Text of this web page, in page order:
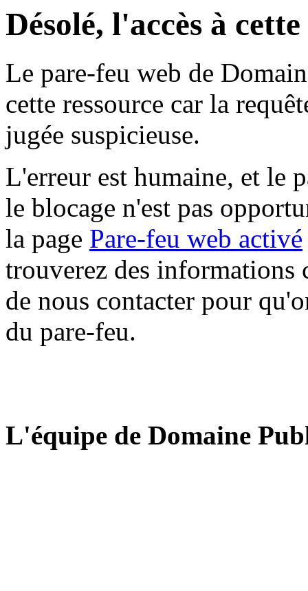
Désolé, l'accès à
Le pare-feu web de
cette ressource car la
jugée suspicieuse.
L'erreur est humaine, et le
le blocage n'est pas
la page Pare-feu web activé
trouverez des informations
de nous contacter pour
du pare-feu.
L'équipe de Domaine